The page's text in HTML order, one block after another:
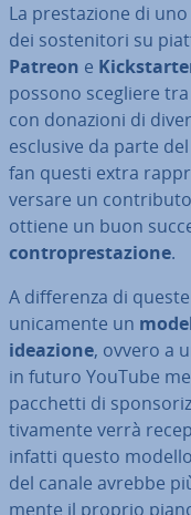
La pre­sta­zio­ne di
dei so­ste­ni­to­ri su
Patreon e
possono scegliere
con donazioni di
esclusive da parte
fan questi extra
versare un
ottiene un buon
con­tro­pre­sta­zio­ne.
A dif­fe­ren­za di
uni­ca­men­te un
ideazione, ovvero a
in futuro YouTube
pacchetti di
ti­va­men­te verrà
infatti questo
del canale avrebbe
men­te il proprio